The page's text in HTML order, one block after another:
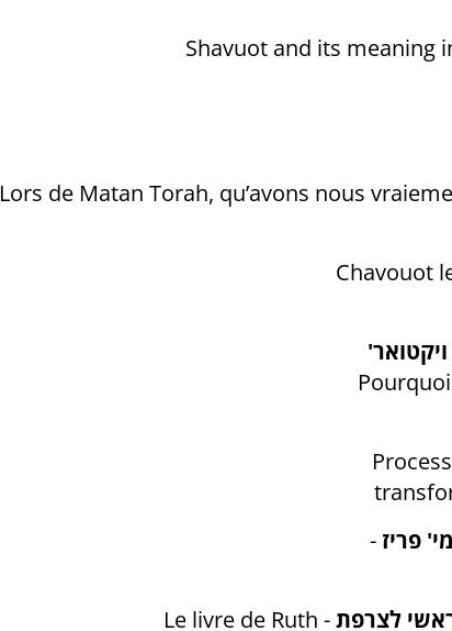
Shavuot and its meaning
Lors de Matan Torah, qu’avons nous
Chavouot
פריז -
לצרפת-
Le livre de Ruth